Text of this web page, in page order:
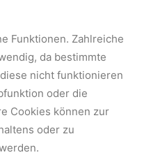
Funktionen. Zahlreiche
da bestimmte
nicht funktionieren
oder die
Cookies können zur
oder zu